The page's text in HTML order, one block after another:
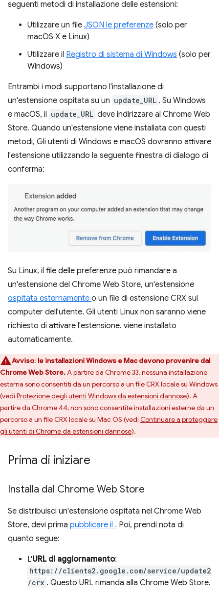
seguenti metodi di installazione delle estensioni:
Utilizzare un file JSON le preferenze (solo per
macOS X e Linux)
Utilizzare il Registro di sistema di Windows (solo per
Windows)
Entrambi i modi supportano l'installazione di
un'estensione ospitata su un update_URL . Su Windows
e macOS, il update_URL deve indirizzare al Chrome Web
Store. Quando un'estensione viene installata con questi
metodi, Gli utenti di Windows e macOS dovranno attivare
l'estensione utilizzando la seguente finestra di dialogo di
conferma:
Su Linux, il file delle preferenze può rimandare a
un'estensione del Chrome Web Store, un'estensione
ospitata esternamente o un file di estensione CRX sul
computer dell'utente. Gli utenti Linux non saranno viene
richiesto di attivare l'estensione. viene installato
automaticamente.
Avviso: le installazioni Windows e Mac devono provenire dal
Chrome Web Store.A partire da Chrome 33, nessuna installazione
esterna sono consentiti da un percorso a un file CRX locale su Windows
(vedi Protezione degli utenti Windows da estensioni dannose). A
partire da Chrome 44, non sono consentite installazioni esterne da un
percorso a un file CRX locale su Mac OS (vedi Continuare a proteggere
gli utenti di Chrome da estensioni dannose).
Prima di iniziare
Installa dal Chrome Web Store
Se distribuisci un'estensione ospitata nel Chrome Web
Store, devi prima pubblicare il . Poi, prendi nota di
quanto segue:
L'URL di aggiornamento:
https://clients2.google.com/service/update2
/crx . Questo URL rimanda alla Chrome Web Store.